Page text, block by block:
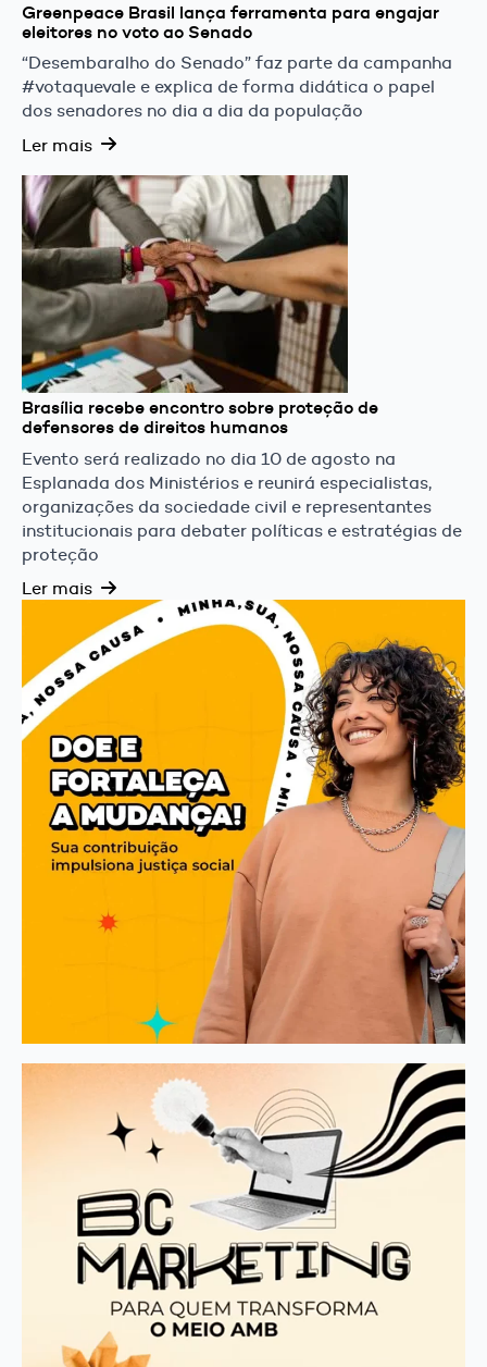
Greenpeace Brasil lança ferramenta para engajar
eleitores no voto ao Senado
“Desembaralho do Senado” faz parte da campanha
#votaquevale e explica de forma didática o papel
dos senadores no dia a dia da população
Ler mais
Brasília recebe encontro sobre proteção de
defensores de direitos humanos
Evento será realizado no dia 10 de agosto na
Esplanada dos Ministérios e reunirá especialistas,
organizações da sociedade civil e representantes
institucionais para debater políticas e estratégias de
proteção
Ler mais